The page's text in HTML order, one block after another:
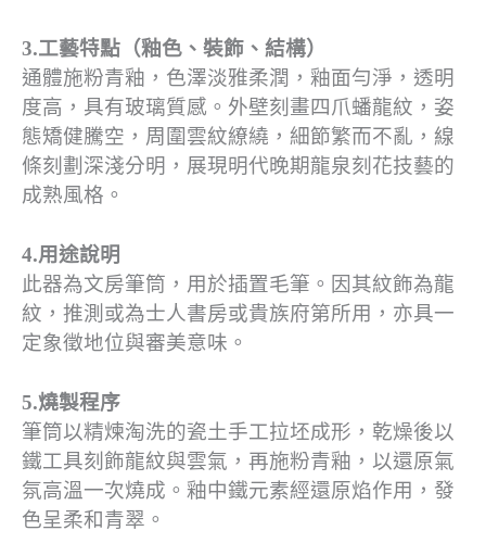
3.工藝特點（釉色、裝飾、結構）
通體施粉青釉，色澤淡雅柔潤，釉面勻淨，透明
度高，具有玻璃質感。外壁刻畫四爪蟠龍紋，姿
態矯健騰空，周圍雲紋繚繞，細節繁而不亂，線
條刻劃深淺分明，展現明代晚期龍泉刻花技藝的
成熟風格。
4.用途說明
此器為文房筆筒，用於插置毛筆。因其紋飾為龍
紋，推測或為士人書房或貴族府第所用，亦具一
定象徵地位與審美意味。
5.燒製程序
筆筒以精煉淘洗的瓷土手工拉坯成形，乾燥後以
鐵工具刻飾龍紋與雲氣，再施粉青釉，以還原氣
氛高溫一次燒成。釉中鐵元素經還原焰作用，發
色呈柔和青翠。